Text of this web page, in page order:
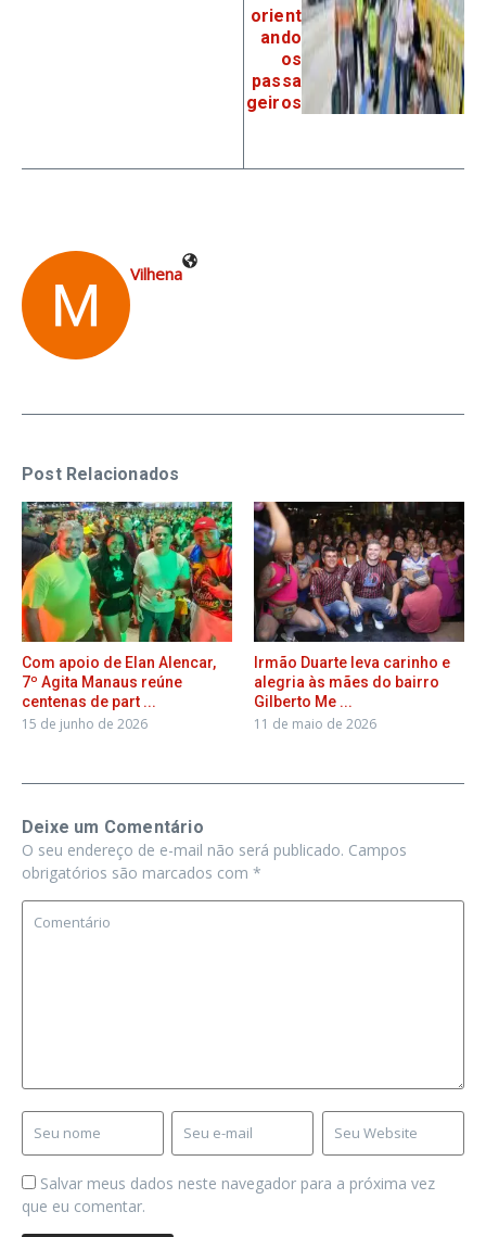
orient
ando
os
passa
geiros
Vilhena
Post Relacionados
Com apoio de Elan Alencar,
7º Agita Manaus reúne
centenas de part ...
15 de junho de 2026
Irmão Duarte leva carinho e
alegria às mães do bairro
Gilberto Me ...
11 de maio de 2026
Deixe um Comentário
O seu endereço de e-mail não será publicado. Campos
obrigatórios são marcados com *
Salvar meus dados neste navegador para a próxima vez
que eu comentar.